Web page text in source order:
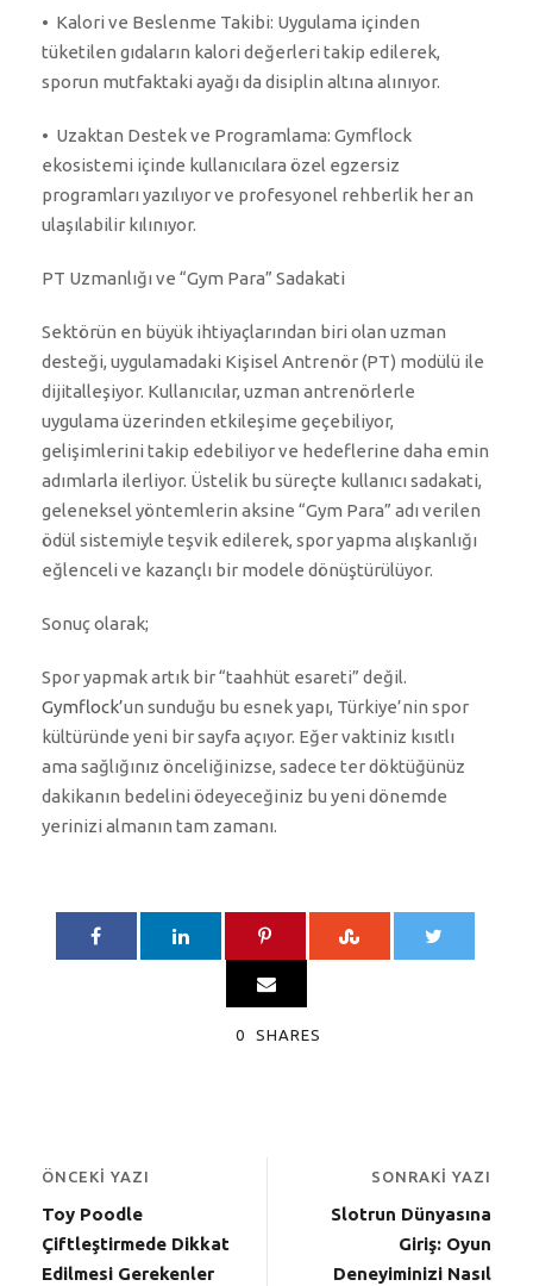
•⁠ ⁠Kalori ve Beslenme Takibi: Uygulama içinden
tüketilen gıdaların kalori değerleri takip edilerek,
sporun mutfaktaki ayağı da disiplin altına alınıyor.
•⁠ ⁠Uzaktan Destek ve Programlama: Gymflock
ekosistemi içinde kullanıcılara özel egzersiz
programları yazılıyor ve profesyonel rehberlik her an
ulaşılabilir kılınıyor.
PT Uzmanlığı ve “Gym Para” Sadakati
Sektörün en büyük ihtiyaçlarından biri olan uzman
desteği, uygulamadaki Kişisel Antrenör (PT) modülü ile
dijitalleşiyor. Kullanıcılar, uzman antrenörlerle
uygulama üzerinden etkileşime geçebiliyor,
gelişimlerini takip edebiliyor ve hedeflerine daha emin
adımlarla ilerliyor. Üstelik bu süreçte kullanıcı sadakati,
geleneksel yöntemlerin aksine “Gym Para” adı verilen
ödül sistemiyle teşvik edilerek, spor yapma alışkanlığı
eğlenceli ve kazançlı bir modele dönüştürülüyor.
Sonuç olarak;
Spor yapmak artık bir “taahhüt esareti” değil.
Gymflock’un sunduğu bu esnek yapı, Türkiye’nin spor
kültüründe yeni bir sayfa açıyor. Eğer vaktiniz kısıtlı
ama sağlığınız önceliğinizse, sadece ter döktüğünüz
dakikanın bedelini ödeyeceğiniz bu yeni dönemde
yerinizi almanın tam zamanı.
0 SHARES
ÖNCEKI YAZI
Toy Poodle
Çiftleştirmede Dikkat
Edilmesi Gerekenler
SONRAKI YAZI
Slotrun Dünyasına
Giriş: Oyun
Deneyiminizi Nasıl